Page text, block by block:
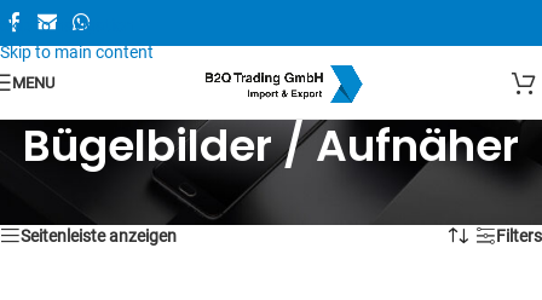
Skip to navigation
Skip to main content
MENU
Bügelbilder / Aufnäher
1–16 von 94 Ergebnissen werden angezeigt
Seitenleiste anzeigen Filters